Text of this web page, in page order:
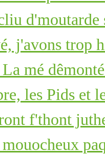
d'moutarde
j'avons trop
mé
les Pids et
f'thont